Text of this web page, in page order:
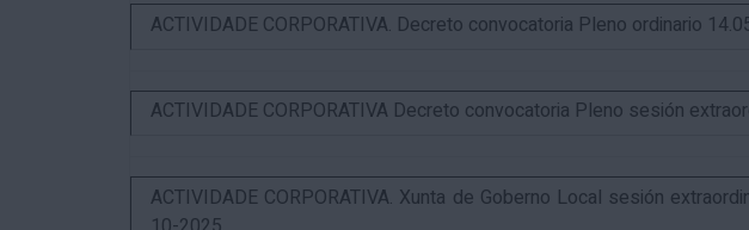
ACTIVIDADE CORPORATIVA. Decreto convocatoria Pleno ordinario
ACTIVIDADE CORPORATIVA Decreto convocatoria Pleno sesión
ACTIVIDADE CORPORATIVA. Xunta de Goberno Local sesión